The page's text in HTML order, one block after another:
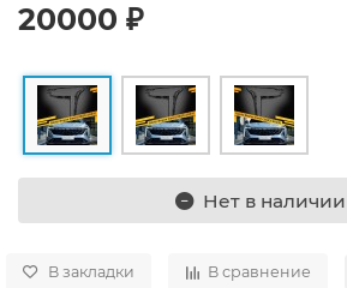
20000 ₽
Нет в наличии
В закладки В сравнение